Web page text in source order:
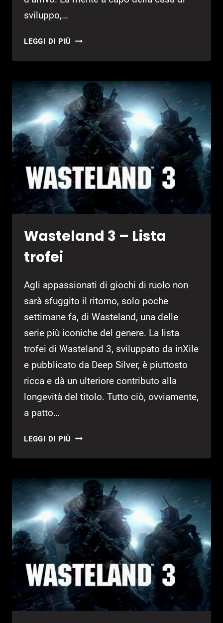
sviluppo,…
LEGGI DI PIÙ INXILE
UN
GDR
È
IN
SVILUPPO
Wasteland 3 – Lista
trofei
Agli appassionati di giochi di ruolo non
sarà sfuggito il ritorno, solo poche
settimane fa, di Wasteland, una delle
serie più iconiche del genere. La lista
trofei di Wasteland 3, sviluppato da inXile
e pubblicato da Deep Silver, è piuttosto
ricca e dà un ulteriore contributo alla
longevità del titolo. Tutto ciò, ovviamente,
a patto…
LEGGI DI PIÙ WASTELAND
–
TROFEI